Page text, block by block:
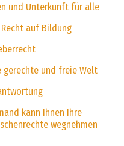
und Unterkunft für alle
Recht auf Bildung
gerechte und freie Welt
kann Ihnen Ihre
wegnehmen